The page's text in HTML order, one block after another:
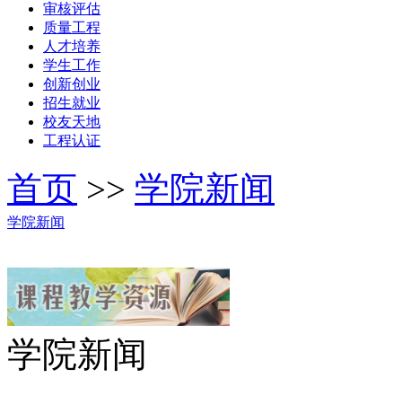
审核评估
质量工程
人才培养
学生工作
创新创业
招生就业
校友天地
工程认证
首页 >> 学院新闻
学院新闻
学院新闻